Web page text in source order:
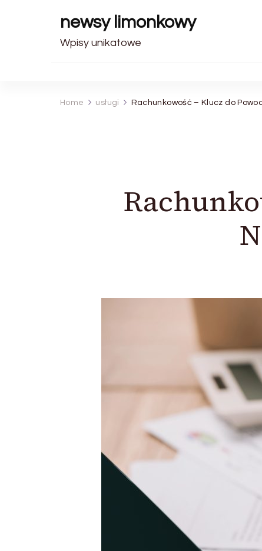
newsy limonkowy
Wpisy unikatowe
Home usługi Rachunkowość – Klucz do